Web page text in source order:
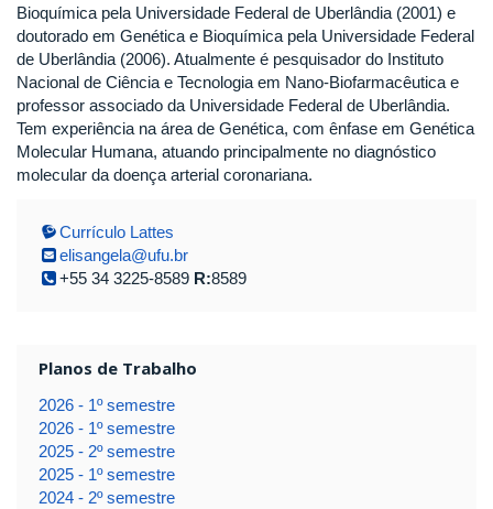
Bioquímica pela Universidade Federal de Uberlândia (2001) e
doutorado em Genética e Bioquímica pela Universidade Federal
de Uberlândia (2006). Atualmente é pesquisador do Instituto
Nacional de Ciência e Tecnologia em Nano-Biofarmacêutica e
professor associado da Universidade Federal de Uberlândia.
Tem experiência na área de Genética, com ênfase em Genética
Molecular Humana, atuando principalmente no diagnóstico
molecular da doença arterial coronariana.
Currículo Lattes
elisangela@ufu.br
+55 34 3225-8589 R:8589
Planos de Trabalho
2026 - 1º semestre
2026 - 1º semestre
2025 - 2º semestre
2025 - 1º semestre
2024 - 2º semestre